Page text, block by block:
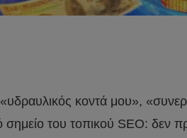
κοντά μου»,
σημείο του τοπικού SEO: